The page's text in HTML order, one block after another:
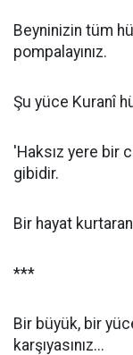
Beyninizin tüm
pompalayınız.
Şu yüce Kuranî
'Haksız yere bir
gibidir.
Bir hayat
***
Bir büyük, bir
karşıyasınız...